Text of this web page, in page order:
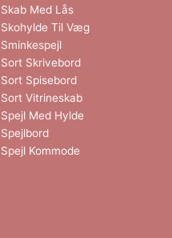
Skab Med Lås
Skohylde Til Væg
Sminkespejl
Sort Skrivebord
Sort Spisebord
Sort Vitrineskab
Spejl Med Hylde
Spejlbord
Spejl Kommode